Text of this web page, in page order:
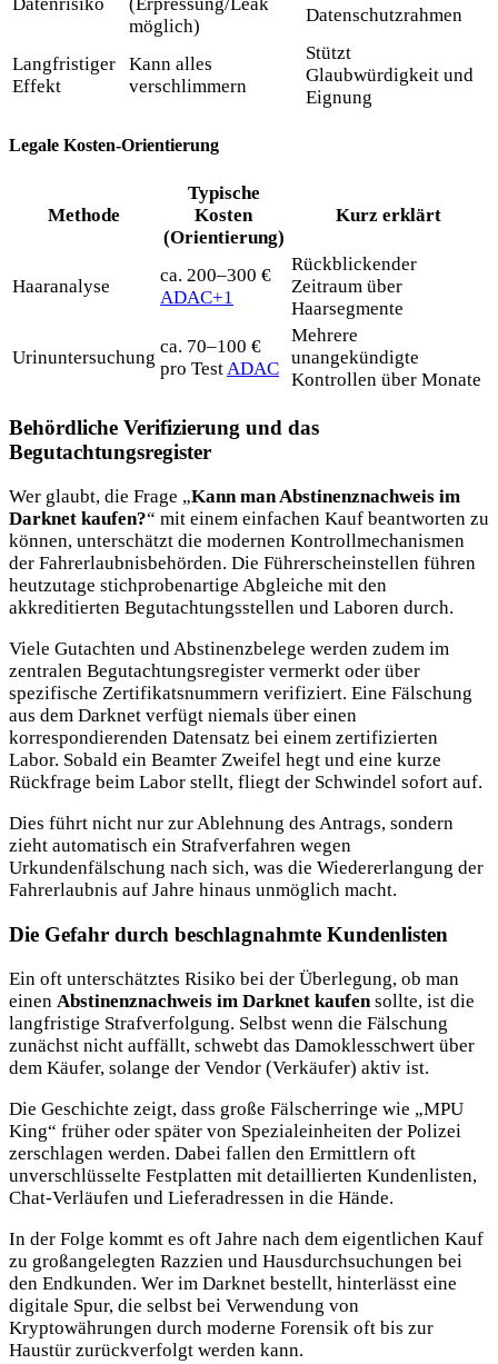
möglich)
Datenschutzrahmen
Langfristiger
Effekt
Kann alles
verschlimmern
Stützt
Glaubwürdigkeit und
Eignung
Legale Kosten-Orientierung
Methode
Typische
Kosten
(Orientierung)
Kurz erklärt
Haaranalyse
ca. 200–300 €
ADAC+1
Rückblickender
Zeitraum über
Haarsegmente
Urinuntersuchung
ca. 70–100 €
pro TestADAC
Mehrere
unangekündigte
Kontrollen über Monate
Behördliche Verifizierung und das
Begutachtungsregister
Wer glaubt, die Frage „Kann man Abstinenznachweis im
Darknet kaufen?“ mit einem einfachen Kauf beantworten zu
können, unterschätzt die modernen Kontrollmechanismen
der Fahrerlaubnisbehörden. Die Führerscheinstellen führen
heutzutage stichprobenartige Abgleiche mit den
akkreditierten Begutachtungsstellen und Laboren durch.
Viele Gutachten und Abstinenzbelege werden zudem im
zentralen Begutachtungsregister vermerkt oder über
spezifische Zertifikatsnummern verifiziert. Eine Fälschung
aus dem Darknet verfügt niemals über einen
korrespondierenden Datensatz bei einem zertifizierten
Labor. Sobald ein Beamter Zweifel hegt und eine kurze
Rückfrage beim Labor stellt, fliegt der Schwindel sofort auf.
Dies führt nicht nur zur Ablehnung des Antrags, sondern
zieht automatisch ein Strafverfahren wegen
Urkundenfälschung nach sich, was die Wiedererlangung der
Fahrerlaubnis auf Jahre hinaus unmöglich macht.
Die Gefahr durch beschlagnahmte Kundenlisten
Ein oft unterschätztes Risiko bei der Überlegung, ob man
einen Abstinenznachweis im Darknet kaufensollte, ist die
langfristige Strafverfolgung. Selbst wenn die Fälschung
zunächst nicht auffällt, schwebt das Damoklesschwert über
dem Käufer, solange der Vendor (Verkäufer) aktiv ist.
Die Geschichte zeigt, dass große Fälscherringe wie „MPU
King“ früher oder später von Spezialeinheiten der Polizei
zerschlagen werden. Dabei fallen den Ermittlern oft
unverschlüsselte Festplatten mit detaillierten Kundenlisten,
Chat-Verläufen und Lieferadressen in die Hände.
In der Folge kommt es oft Jahre nach dem eigentlichen Kauf
zu großangelegten Razzien und Hausdurchsuchungen bei
den Endkunden. Wer im Darknet bestellt, hinterlässt eine
digitale Spur, die selbst bei Verwendung von
Kryptowährungen durch moderne Forensik oft bis zur
Haustür zurückverfolgt werden kann.